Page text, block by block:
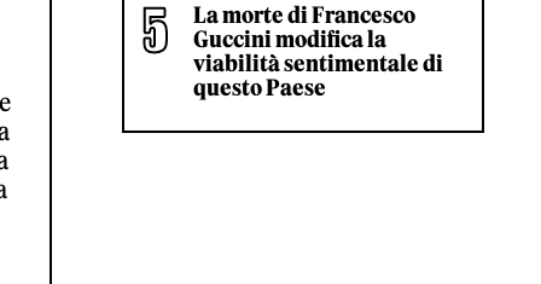
La morte di Francesco
Guccini modifica la
viabilità sentimentale di
questo Paese